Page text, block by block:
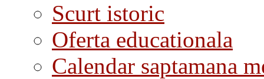
Scurt istoric
Oferta educationala
Calendar saptamana